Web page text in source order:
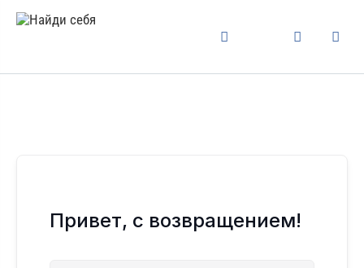
Привет, с возвращением!